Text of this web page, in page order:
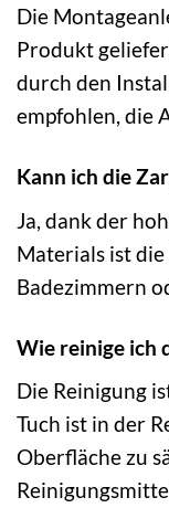
Die
Produkt
durch den
empfohlen, die
Kann ich die
Ja, dank der
Materials ist
Badezimmern
Wie reinige ich
Die Reinigung
Tuch ist in der
Oberfläche zu